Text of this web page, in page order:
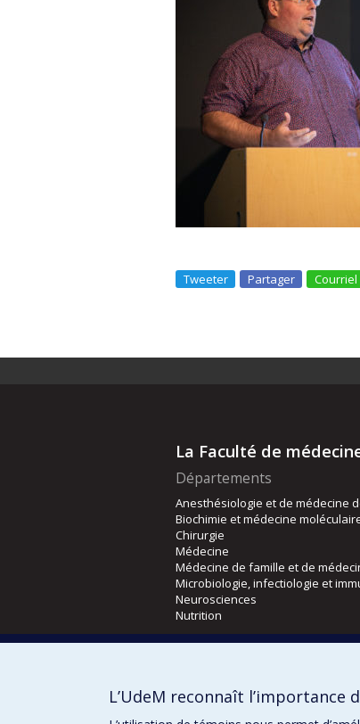
Tweeter Partager Courriel
La Faculté de
Départements
Anesthésiologie et de médecine
Biochimie et médecine
Chirurgie
Médecine
Médecine de famille et de
Microbiologie, infectiologie et
Neurosciences
Nutrition
Orthophonie et audiologie
L’UdeM reconnaît l’importance